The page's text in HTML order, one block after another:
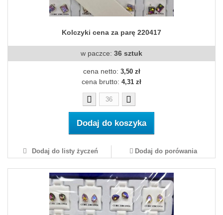
Kolczyki cena za parę 220417
w paczce: 36 sztuk
cena netto: 3,50 zł
cena brutto: 4,31 zł
Dodaj do koszyka
Dodaj do listy życzeń Dodaj do porówania